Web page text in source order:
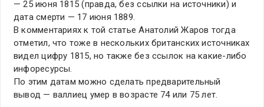
— 25 июня 1815 (правда, без ссылки на источники) и
дата смерти — 17 июня 1889.
В комментариях к той статье Анатолий Жаров тогда
отметил, что тоже в нескольких британских источниках
видел цифру 1815, но также без ссылок на какие-либо
инфоресурсы.
По этим датам можно сделать предварительный
вывод — валлиец умер в возрасте 74 или 75 лет.